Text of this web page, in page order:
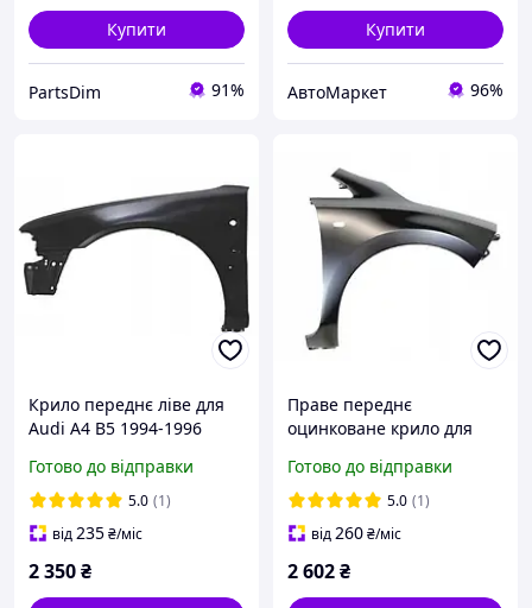
Купити
PartsDim 91%
Купити
АвтоМаркет 96%
Крило переднє ліве для
Audi A4 B5 1994-1996
Готово до відправки
5.0 (1)
від235₴/міс
2 350₴
Праве переднє
оцинковане крило для
Готово до відправки
5.0 (1)
від260₴/міс
2 602₴